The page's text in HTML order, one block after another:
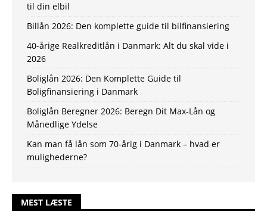
til din elbil
Billån 2026: Den komplette guide til bilfinansiering
40-årige Realkreditlån i Danmark: Alt du skal vide i
2026
Boliglån 2026: Den Komplette Guide til
Boligfinansiering i Danmark
Boliglån Beregner 2026: Beregn Dit Max-Lån og
Månedlige Ydelse
Kan man få lån som 70-årig i Danmark – hvad er
mulighederne?
MEST LÆSTE